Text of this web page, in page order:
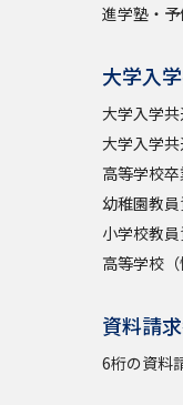
進学塾・
大学入
大学入学共
大学入学共
高等学校
幼稚園教
小学校教
高等学校
資料請
6桁の資料